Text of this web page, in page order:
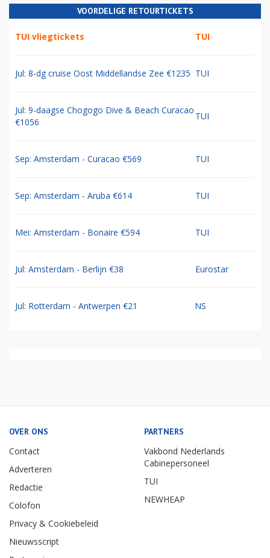
VOORDELIGE RETOURTICKETS
TUI vliegtickets TUI
Jul: 8-dg cruise Oost Middellandse Zee €1235 TUI
Jul: 9-daagse Chogogo Dive & Beach Curacao
€1056
TUI
Sep: Amsterdam - Curacao €569 TUI
Sep: Amsterdam - Aruba €614 TUI
Mei: Amsterdam - Bonaire €594 TUI
Jul: Amsterdam - Berlijn €38 Eurostar
Jul: Rotterdam - Antwerpen €21 NS
OVER ONS
Contact
Adverteren
Redactie
Colofon
Privacy & Cookiebeleid
Nieuwsscript
PARTNERS
Vakbond Nederlands
Cabinepersoneel
TUI
NEWHEAP